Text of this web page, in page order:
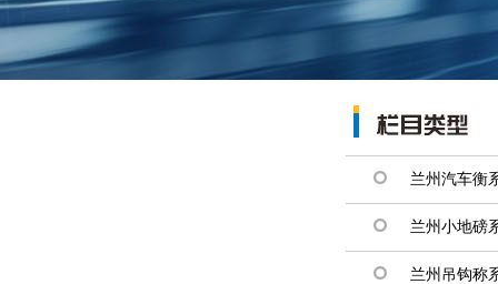
兰州汽车衡
兰州小地磅
兰州吊钩称